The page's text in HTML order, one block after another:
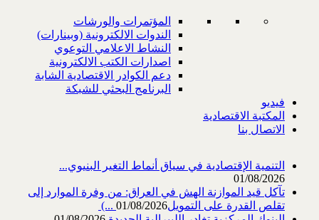
المؤتمرات والورشات
الندوات الالكترونية (وبينارات)
النشاط الاعلامي التوعوي
اصدارات الكتب الالكترونية
دعم الكوادر الاقتصادية الشابة
البرنامج البحثي للشبكة
فيديو
المكتبة الاقتصادية
الاتصال بنا
التنمية الإقتصادية في سياق أنماط التغير البنيوي...
01/08/2026
تآكل قيد الموازنة الهش في العراق: من وفرة الموارد إلى
تقلص القدرة على التمويل‎ (...01/08/2026